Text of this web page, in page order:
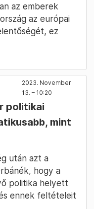
az emberek
az európai
ez
2023. November
13. – 10:20
politikai
mint
után azt a
hogy a
politika helyett
ennek feltételeit